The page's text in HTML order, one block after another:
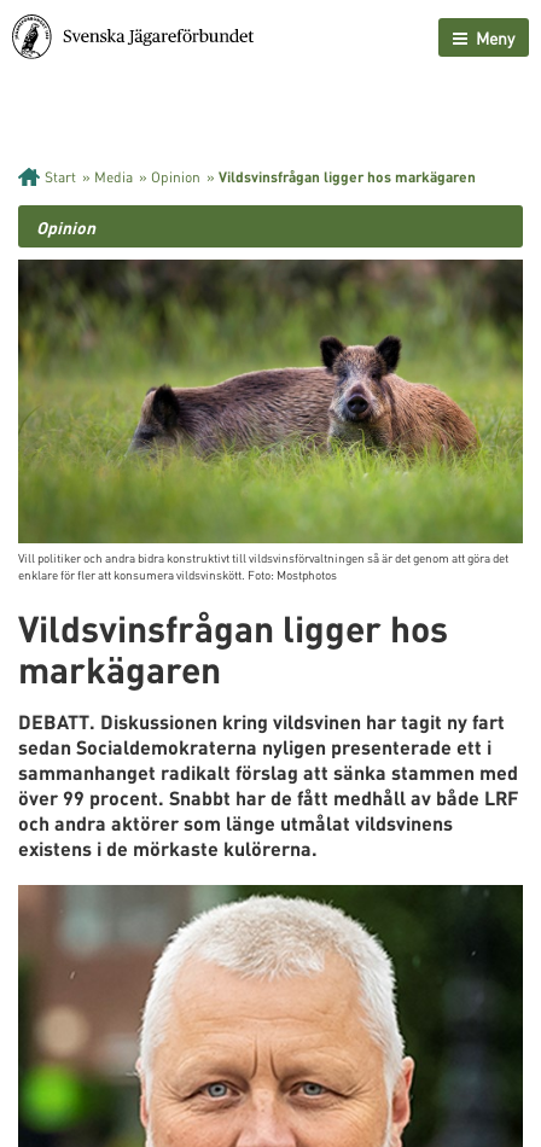
Meny
Start » Media » Opinion » Vildsvinsfrågan ligger hos markägaren
Opinion
Vill politiker och andra bidra konstruktivt till vildsvinsförvaltningen så är det genom att göra det
enklare för fler att konsumera vildsvinskött. Foto: Mostphotos
Vildsvinsfrågan ligger hos
markägaren
DEBATT. Diskussionen kring vildsvinen har tagit ny fart
sedan Socialdemokraterna nyligen presenterade ett i
sammanhanget radikalt förslag att sänka stammen med
över 99 procent. Snabbt har de fått medhåll av både LRF
och andra aktörer som länge utmålat vildsvinens
existens i de mörkaste kulörerna.